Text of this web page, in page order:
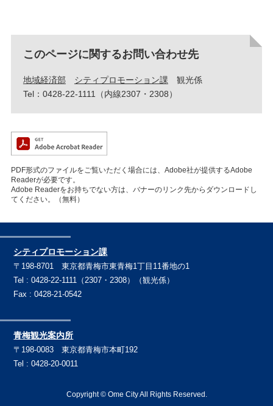
このページに関するお問い合わせ先
地域経済部 シティプロモーション課
観光係
Tel：0428-22-1111（内線2307・2308）
PDF形式のファイルをご覧いただく場合には、Adobe社が提供するAdobe
Readerが必要です。
Adobe Readerをお持ちでない方は、バナーのリンク先からダウンロードし
てください。（無料）
シティプロモーション課
〒198-8701 東京都青梅市東青梅1丁目11番地の1
Tel : 0428-22-1111（2307・2308）（観光係）
Fax : 0428-21-0542
青梅観光案内所
〒198-0083 東京都青梅市本町192
Tel : 0428-20-0011
Copyright © Ome City All Rights Reserved.